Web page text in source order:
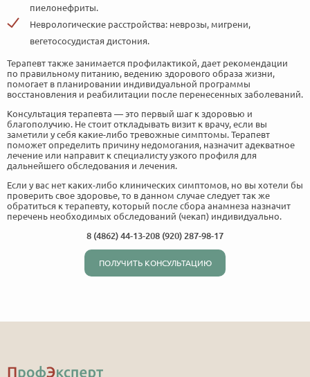
пиелонефриты.
Неврологические расстройства: неврозы, мигрени,
вегетососудистая дистония.
Терапевт также занимается профилактикой, дает рекомендации
по правильному питанию, ведению здорового образа жизни,
помогает в планировании индивидуальной программы
восстановления и реабилитации после перенесенных заболеваний.
Консультация терапевта — это первый шаг к здоровью и
благополучию. Не стоит откладывать визит к врачу, если вы
заметили у себя какие-либо тревожные симптомы. Терапевт
поможет определить причину недомогания, назначит адекватное
лечение или направит к специалисту узкого профиля для
дальнейшего обследования и лечения.
Если у вас нет каких-либо клинических симптомов, но вы хотели бы
проверить свое здоровье, то в данном случае следует так же
обратиться к терапевту, который после сбора анамнеза назначит
перечень необходимых обследований (чекап) индивидуально.
8 (4862) 44-13-208 (920) 287-98-17
ПОЛУЧИТЬ КОНСУЛЬТАЦИЮ